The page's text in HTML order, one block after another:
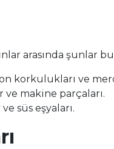
arasında şunlar
korkulukları ve
ve makine parçaları.
süs eşyaları.